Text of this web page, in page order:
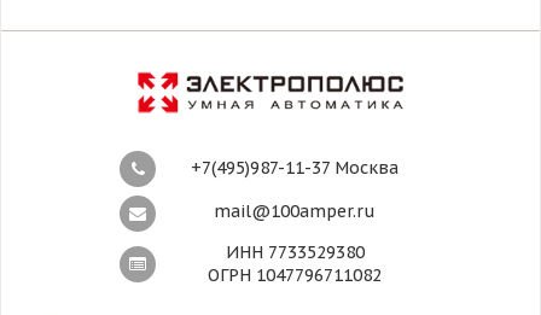
+7(495)987-11-37 Москва
mail@100amper.ru
ИНН 7733529380
ОГРН 1047796711082